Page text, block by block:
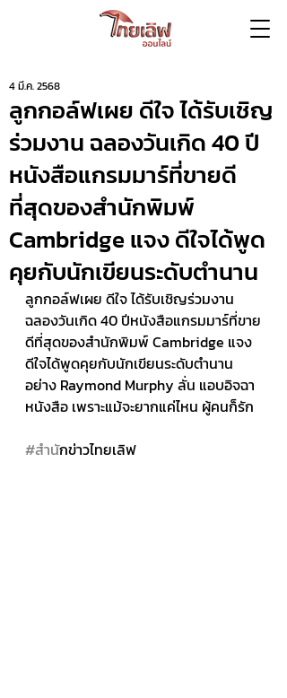
ลูกกอล์ฟเผย ดีใจ ได้รับเชิญ
ร่วมงาน ฉลองวันเกิด 40 ปี
หนังสือแกรมมาร์ที่ขายดี
ที่สุดของสำนักพิมพ์
Cambridge แจง ดีใจได้พูด
คุยกับนักเขียนระดับตำนาน
4 มี.ค. 2568
ลูกกอล์ฟเผย ดีใจ ได้รับเชิญร่วมงาน
ฉลองวันเกิด 40 ปีหนังสือแกรมมาร์ที่ขาย
ดีที่สุดของสำนักพิมพ์ Cambridge แจง
ดีใจได้พูดคุยกับนักเขียนระดับตำนาน
อย่าง Raymond Murphy ลั่น แอบอิจฉา
หนังสือ เพราะแม้จะยากแค่ไหน ผู้คนก็รัก
#สำนักข่าวไทยเลิฟ